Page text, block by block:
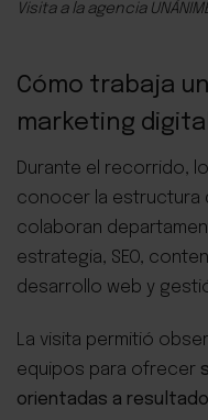
Visita a la agencia
Cómo trabaja
marketing
Durante el recorrido,
conocer la estructura
colaboran
estrategia, SEO,
desarrollo web y
La visita permitió
equipos para ofrecer
orientadas a